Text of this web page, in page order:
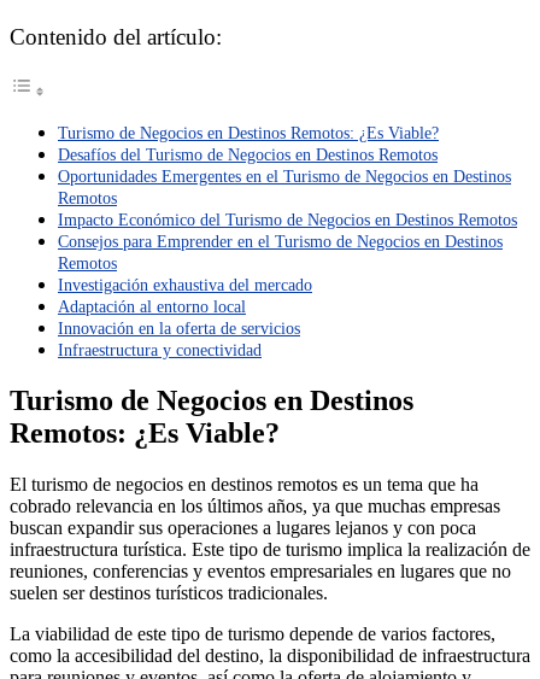
Contenido del artículo:
Turismo de Negocios en Destinos Remotos: ¿Es Viable?
Desafíos del Turismo de Negocios en Destinos Remotos
Oportunidades Emergentes en el Turismo de Negocios en Destinos
Remotos
Impacto Económico del Turismo de Negocios en Destinos Remotos
Consejos para Emprender en el Turismo de Negocios en Destinos
Remotos
Investigación exhaustiva del mercado
Adaptación al entorno local
Innovación en la oferta de servicios
Infraestructura y conectividad
Turismo de Negocios en Destinos
Remotos: ¿Es Viable?
El turismo de negocios en destinos remotos es un tema que ha
cobrado relevancia en los últimos años, ya que muchas empresas
buscan expandir sus operaciones a lugares lejanos y con poca
infraestructura turística. Este tipo de turismo implica la realización de
reuniones, conferencias y eventos empresariales en lugares que no
suelen ser destinos turísticos tradicionales.
La viabilidad de este tipo de turismo depende de varios factores,
como la accesibilidad del destino, la disponibilidad de infraestructura